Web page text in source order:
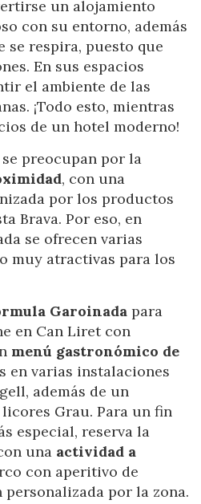
un alojamiento
con su entorno, además
se respira, puesto que
En sus espacios
el ambiente de las
¡Todo esto, mientras
de un hotel moderno!
preocupan por la
, con una
por los productos
Brava. Por eso, en
se ofrecen varias
muy atractivas para los
Garoinada para
en Can Liret con
menú gastronómico de
en varias instalaciones
además de un
Grau. Para un fin
especial, reserva la
una actividad a
con aperitivo de
por la zona.
Siempre activas
de mejorar nuestros servicios.
la aceptación de la
usuario tiene la posibilidad
pudiendo, si así lo desea,
en su disco duro, aunque
dicha acción podrá ocasionar
de la página web.
de este sitio web. La
este tipo de cookies se
actividad de la web para la
navegación de los usuarios con
en función del análisis de los
usuarios del servicio. Permiten
del usuario para
servicios y para ofrecer una
de productos recomendados.
para almacenar información
personales del usuario